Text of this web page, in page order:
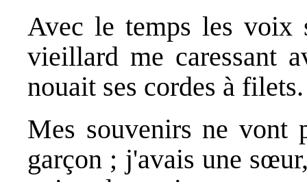
Avec le temps les voix
vieillard me caressant
nouait ses cordes à filets.
Mes souvenirs ne vont
garçon ; j'avais une